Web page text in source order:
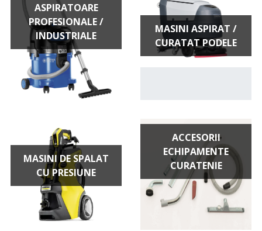
ASPIRATOARE
PROFESIONALE /
INDUSTRIALE
MASINI ASPIRAT /
CURATAT PODELE
MASINI DE SPALAT
CU PRESIUNE
ACCESORII
ECHIPAMENTE
CURATENIE